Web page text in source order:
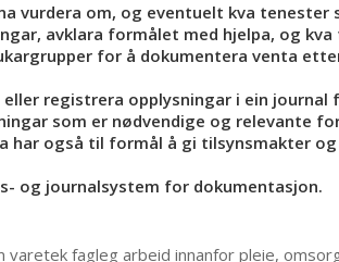
vurdera om, og eventuelt kva
avklara formålet med hjelpa, og
for å dokumentera venta
registrera opplysningar i ein
som er nødvendige og relevante
har også til formål å gi tilsynsmakter
og journalsystem for dokumentasjon.
fagleg arbeid innanfor pleie,